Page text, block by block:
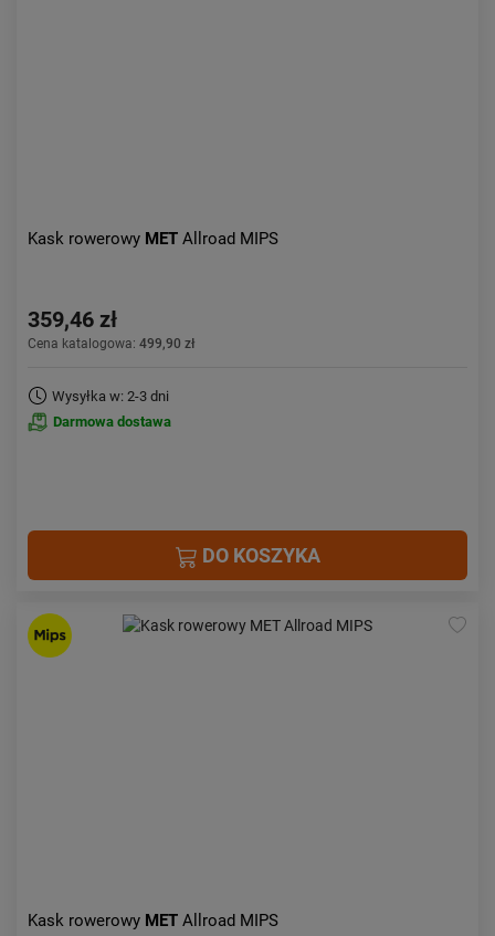
Kask rowerowy MET Allroad MIPS
359,46 zł
Cena katalogowa: 499,90 zł
Wysyłka w: 2-3 dni
Darmowa dostawa
DO KOSZYKA
Kask rowerowy MET Allroad MIPS